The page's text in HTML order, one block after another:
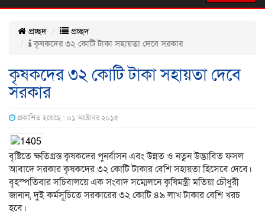
প্রচ্ছদ
প্রচ্ছদ
কৃষকদের ৩২ কোটি টাকা সহায়তা দেবে সরকার
কৃষকদের ৩২ কোটি টাকা সহায়তা দেবে
সরকার
প্রকাশিত হয়েছে : ০১ অক্টোবর ২০১৫
বৃষ্টিতে ক্ষতিগ্রস্ত কৃষকদের পুনর্বাসন এবং উন্নত ও নতুন উদ্ভাবিত ফসল
আবাদে সরকার কৃষকদের ৩২ কোটি টাকার বেশি সহায়তা হিসেবে দেবে।
বৃহস্পতিবার সচিবালয়ে এক সংবাদ সম্মেলনে কৃষিমন্ত্রী মতিয়া চৌধুরী
জানান, দুই কর্মসূচিতে সরকারের ৩২ কোটি ৪৯ লাখ টাকার বেশি খরচ
হবে।